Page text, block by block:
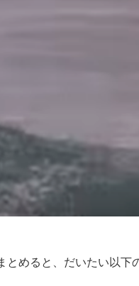
とめると、だいたい以下